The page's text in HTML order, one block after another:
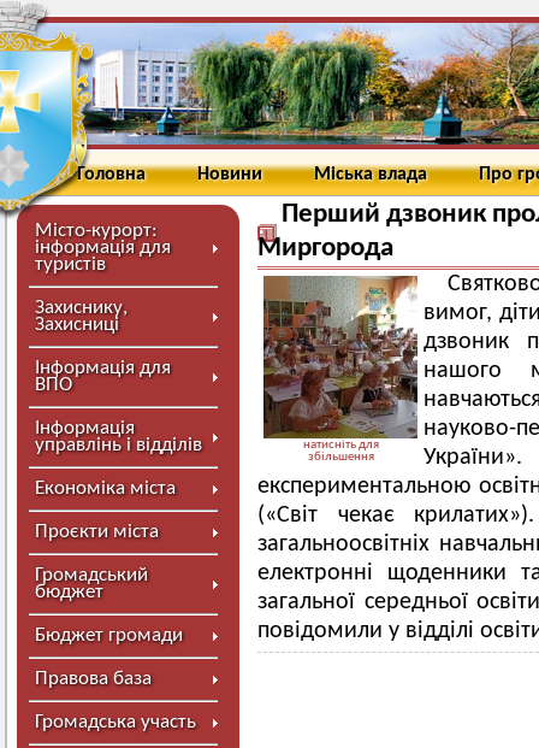
Головна Новини Міська влада Про
Місто-курорт:
інформація для
туристів
Захиснику,
Захисниці
Інформація для
ВПО
Інформація
управлінь і відділів
Економіка міста
Проєкти міста
Громадський
бюджет
Бюджет громади
Правова база
Громадська участь
Перший дзвоник
Миргорода
натисніть для
збільшення
вимог,
дзвоник
нашого
науково-
експериментальною
(«Світ чекає
загальноосвітніх
електронні щоденники
загальної середньої
повідомили у відділі